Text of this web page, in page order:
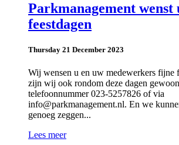
Parkmanagement wenst
feestdagen
Thursday 21 December 2023
Wij wensen u en uw medewerkers fijne
zijn wij ook rondom deze dagen
telefoonnummer 023-5257826 of via
info@parkmanagement.nl. En we
genoeg zeggen...
Lees meer